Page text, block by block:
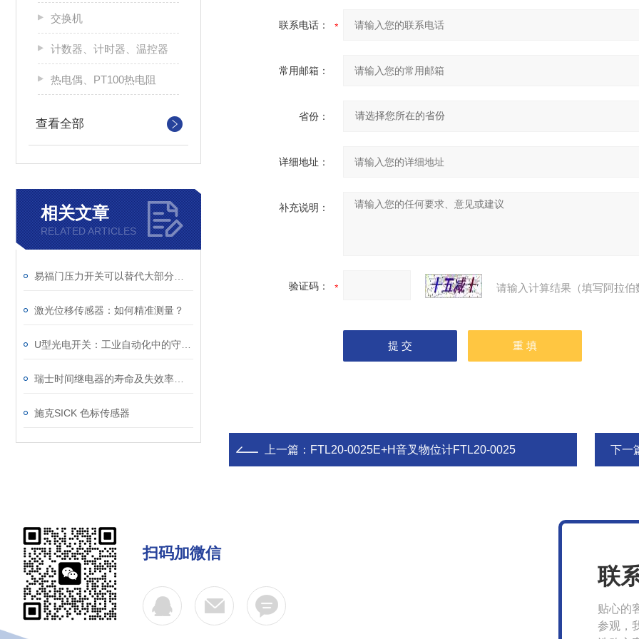
交换机
计数器、计时器、温控器
热电偶、PT100热电阻
查看全部
相关文章
RELATED ARTICLES
激光位移传感器：如何精准测量？
施克SICK 色标传感器
联系电话：
常用邮箱：
省份：
详细地址：
补充说明：
验证码： 请输入计算结果（填写阿拉
上一篇： FTL20-0025E+H音叉物位计FTL20-0025 下一
扫码加微信
联
贴心的
参观，